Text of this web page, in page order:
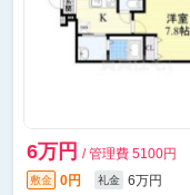
6万円 / 管理費 5100円
敷金 0円 礼金 6万円